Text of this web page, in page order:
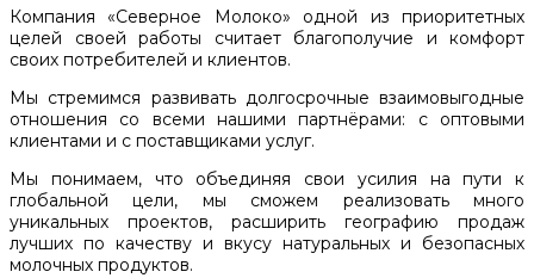
Компания «Северное Молоко» одной из приоритетных
целей своей работы считает благополучие и комфорт
своих потребителей и клиентов.
Мы стремимся развивать долгосрочные взаимовыгодные
отношения со всеми нашими партнёрами: с оптовыми
клиентами и с поставщиками услуг.
Мы понимаем, что объединяя свои усилия на пути к
глобальной цели, мы сможем реализовать много
уникальных проектов, расширить географию продаж
лучших по качеству и вкусу натуральных и безопасных
молочных продуктов.